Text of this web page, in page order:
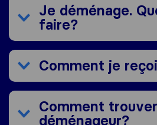
Je déménage.
faire?
Comment je
Comment
déménageur?